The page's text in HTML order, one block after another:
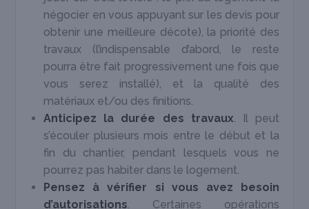
négocier en vous appuyant sur les devis pour
obtenir une meilleure décote), la priorité des
travaux (l’indispensable d’abord, le reste
pourra être fait progressivement une fois que
vous serez installé), et la qualité des
matériaux et/ou des finitions.
Anticipez la durée des travaux. Il peut
s’écouler plusieurs mois entre le début et la
fin du chantier, pendant lesquels vous ne
pourrez pas habiter dans le logement.
Pensez à vérifier si vous avez besoin
d’autorisations. Certaines opérations